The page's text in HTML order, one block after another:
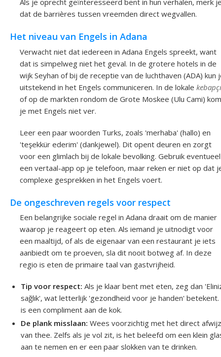
dat de barrières tussen vreemden direct wegvallen.
Het niveau van Engels in Adana
Verwacht niet dat iedereen in Adana Engels spreekt, want
dat is simpelweg niet het geval. In de grotere hotels in de
wijk Seyhan of bij de receptie van de luchthaven (ADA) kun
uitstekend in het Engels communiceren. In de lokale kebapçı
of op de markten rondom de Grote Moskee (Ulu Cami) kom
je met Engels niet ver.
Leer een paar woorden Turks, zoals 'merhaba' (hallo) en
'teşekkür ederim' (dankjewel). Dit opent deuren en zorgt
voor een glimlach bij de lokale bevolking. Gebruik eventueel
een vertaal-app op je telefoon, maar reken er niet op dat
complexe gesprekken in het Engels voert.
De ongeschreven regels voor respect
Een belangrijke sociale regel in Adana draait om de manier
waarop je reageert op eten. Als iemand je uitnodigt voor
een maaltijd, of als de eigenaar van een restaurant je iets
aanbiedt om te proeven, sla dit nooit botweg af. In deze
regio is eten de primaire taal van gastvrijheid.
Tip voor respect: Als je klaar bent met eten, zeg dan
sağlık', wat letterlijk 'gezondheid voor je handen'
is een compliment aan de kok.
De plank misslaan: Wees voorzichtig met het direct
van thee. Zelfs als je vol zit, is het beleefd om een klein
aan te nemen en er een paar slokken van te drinken.